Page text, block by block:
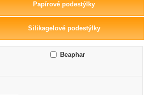
Papírové podestýlky
Silikagelové podestýlky
Beaphar